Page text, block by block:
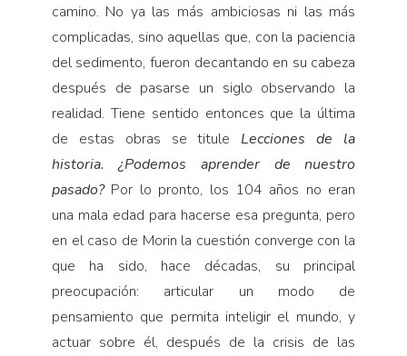
Personajes secundarios
Política
Relecturas
Vidas paralelas
Voces y lecturas
camino. No ya las más ambiciosas ni las más
complicadas, sino aquellas que, con la paciencia
del sedimento, fueron decantando en su cabeza
después de pasarse un siglo observando la
realidad. Tiene sentido entonces que la última
de estas obras se titule Lecciones de la
historia. ¿Podemos aprender de nuestro
pasado? Por lo pronto, los 104 años no eran
una mala edad para hacerse esa pregunta, pero
en el caso de Morin la cuestión converge con la
que ha sido, hace décadas, su principal
preocupación: articular un modo de
pensamiento que permita inteligir el mundo, y
actuar sobre él, después de la crisis de las